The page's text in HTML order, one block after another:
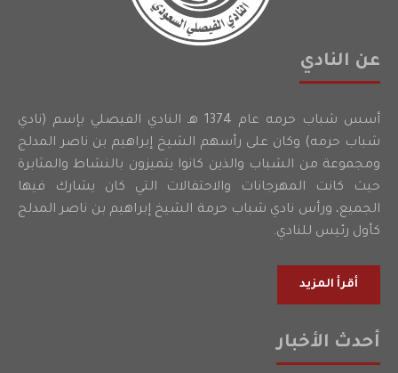
عن النادي
أسس شباب حرمه عام 1374 هـ النادي الفيصلي بإسم (نادي
شباب حرمه) وكان على رأسهم الشيخ إبراهيم بن ناصر المدلج
ومجموعة من الشباب والذين كانوا يتميزون بالنشاط والمثابرة
حيث كانت المهرجانات والاحتفالات التي كان يشارك فيها
الجميع، ورأس نادي شباب حرمة الشيخ إبراهيم بن ناصر المدلج
كأول رئيس للنادي.
أقرأ المزيد
أحدث الأخبار